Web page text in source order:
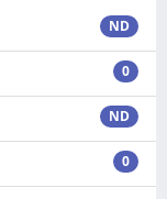
ND
0
ND
0